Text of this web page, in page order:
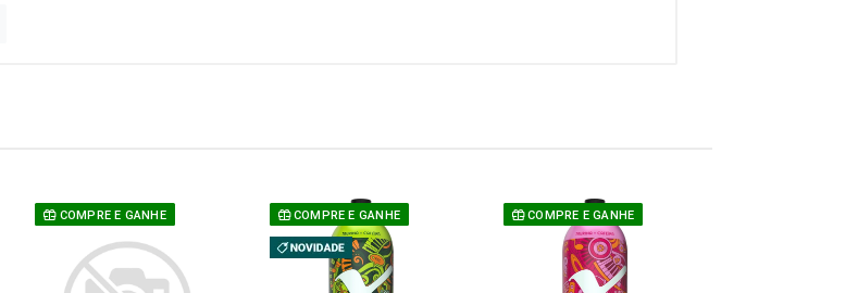
COMPRE E GANHE COMPRE E GANHE COMPRE E GANHE